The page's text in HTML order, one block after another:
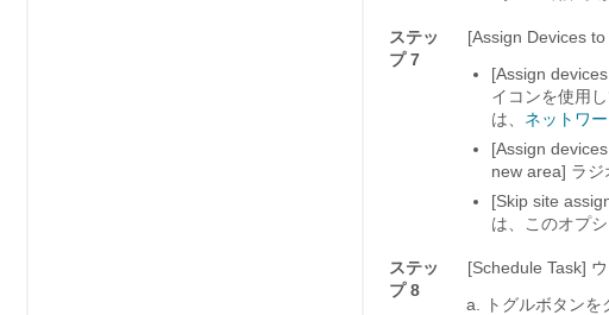
ステッ
プ 7
[Assign Devices to
[Assign
イコンを使用
は、 ネットワ
[Assign
new area] ラジ
[Skip site
は、このオプ
ステッ
プ 8
[Schedule Task]
トグルボタン